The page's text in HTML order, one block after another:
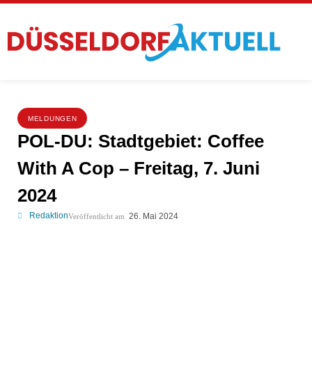
MELDUNGEN
POL-DU: Stadtgebiet: Coffee
With A Cop – Freitag, 7. Juni
2024
RedaktionVeröffentlicht am 26. Mai 2024